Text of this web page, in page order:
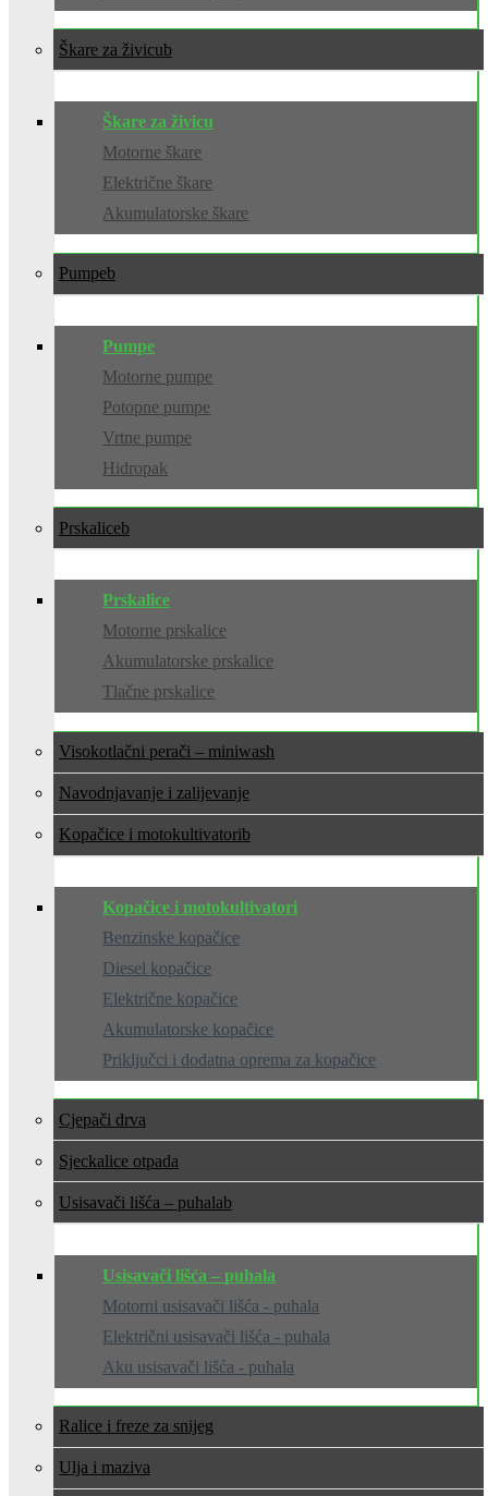
Škare za živicu
Škare za živicu
Motorne škare
Električne škare
Akumulatorske škare
Pumpe
Pumpe
Motorne pumpe
Potopne pumpe
Vrtne pumpe
Hidropak
Prskalice
Prskalice
Motorne prskalice
Akumulatorske prskalice
Tlačne prskalice
Visokotlačni perači – miniwash
Navodnjavanje i zalijevanje
Kopačice i motokultivatori
Kopačice i motokultivatori
Benzinske kopačice
Diesel kopačice
Električne kopačice
Akumulatorske kopačice
Priključci i dodatna oprema za kopačice
Cjepači drva
Sjeckalice otpada
Usisavači lišća – puhala
Usisavači lišća – puhala
Motorni usisavači lišća - puhala
Električni usisavači lišća - puhala
Aku usisavači lišća - puhala
Ralice i freze za snijeg
Ulja i maziva